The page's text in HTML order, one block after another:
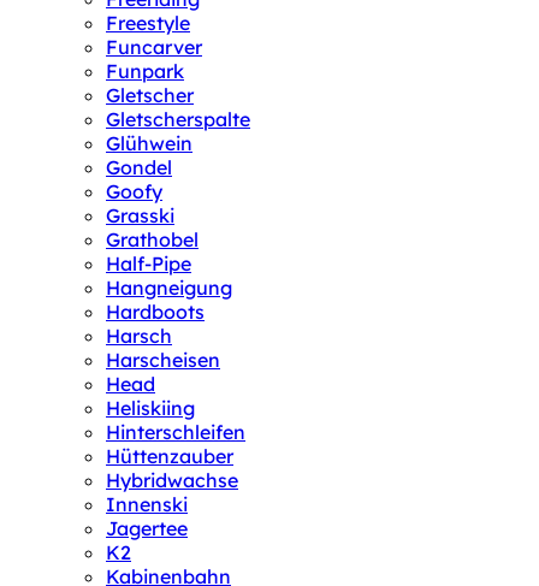
Freestyle
Funcarver
Funpark
Gletscher
Gletscherspalte
Glühwein
Gondel
Goofy
Grasski
Grathobel
Half-Pipe
Hangneigung
Hardboots
Harsch
Harscheisen
Head
Heliskiing
Hinterschleifen
Hüttenzauber
Hybridwachse
Innenski
Jagertee
K2
Kabinenbahn